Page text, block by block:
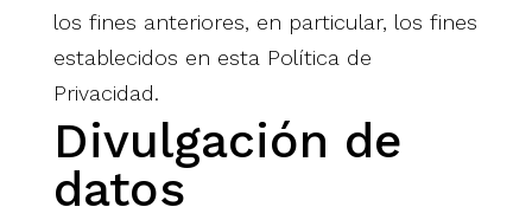
los fines anteriores, en particular, los fines
establecidos en esta Política de
Privacidad.
Divulgación de
datos